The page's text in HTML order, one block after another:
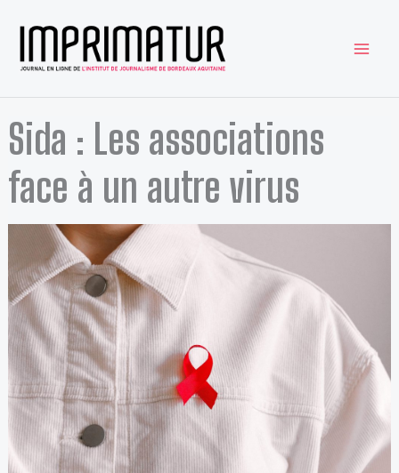
Sida : Les associations
face à un autre virus